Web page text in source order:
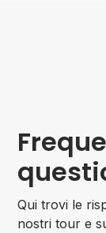
Qui trovi le
nostri tour e